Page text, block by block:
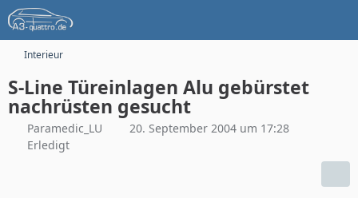
Interieur
S-Line Türeinlagen Alu gebürstet
nachrüsten gesucht
Paramedic_LU
20. September 2004 um 17:28
Erledigt